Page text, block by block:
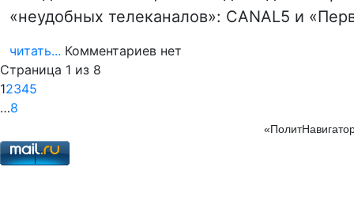
«неудобных телеканалов»: CANAL5 и
читать... Комментариев нет
Страница 1 из 8
12345
…8